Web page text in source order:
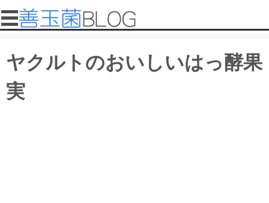
メインコンテンツに移動
善
玉
菌
ヤクルトのおいしいはっ酵果
実